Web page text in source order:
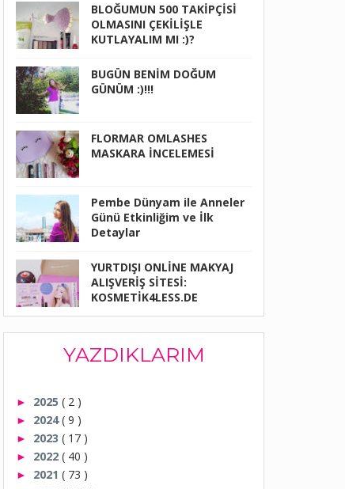
BLOĞUMUN 500 TAKİPÇİSİ
OLMASINI ÇEKİLİŞLE
KUTLAYALIM MI :)?
BUGÜN BENİM DOĞUM
GÜNÜM :)!!!
FLORMAR OMLASHES
MASKARA İNCELEMESİ
Pembe Dünyam ile Anneler
Günü Etkinliğim ve İlk
Detaylar
YURTDIŞI ONLİNE MAKYAJ
ALIŞVERİŞ SİTESİ:
KOSMETİK4LESS.DE
YAZDIKLARIM
► 2025 ( 2 )
► 2024( 9 )
► 2023 ( 17 )
► 2022 ( 40 )
► 2021 ( 73 )